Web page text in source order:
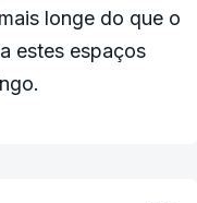
e 22 meios
longe do que o
estes espaços